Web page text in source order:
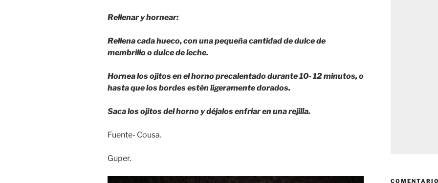
Rellenar y hornear:
Rellena cada hueco, con una pequeña cantidad de dulce de
membrillo o dulce de leche.
Hornea los ojitos en el horno precalentado durante 10- 12 minutos, o
hasta que los bordes estén ligeramente dorados.
Saca los ojitos del horno y déjalos enfriar en una rejilla.
Fuente- Cousa.
Guper.